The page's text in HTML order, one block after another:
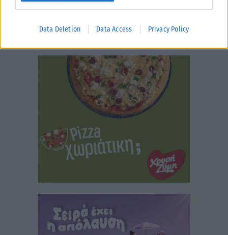
Data Deletion Data Access Privacy Policy